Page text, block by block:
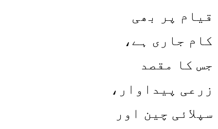
قیام پر بھی
کام جاری ہے،
جس کا مقصد
زرعی پیداوار،
سپلائی چین اور